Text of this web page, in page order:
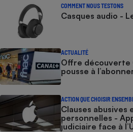
COMMENT NOUS TESTONS
Casques audio -
ACTUALITÉ
Offre découverte
pousse à
ACTION QUE CHOISIR
Clauses abusives
personnelles -
judiciaire face à